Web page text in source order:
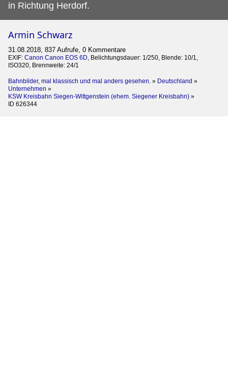
in Richtung Herdorf.
Armin Schwarz
31.08.2018, 837 Aufrufe, 0 Kommentare
EXIF: Canon Canon EOS 6D, Belichtungsdauer: 1/250, Blende: 10/1,
ISO320, Brennweite: 24/1
Bahnbilder, mal klassisch und mal anders gesehen. » Deutschland »
Unternehmen »
KSW Kreisbahn Siegen-Wittgenstein (ehem. Siegener Kreisbahn) »
ID 626344